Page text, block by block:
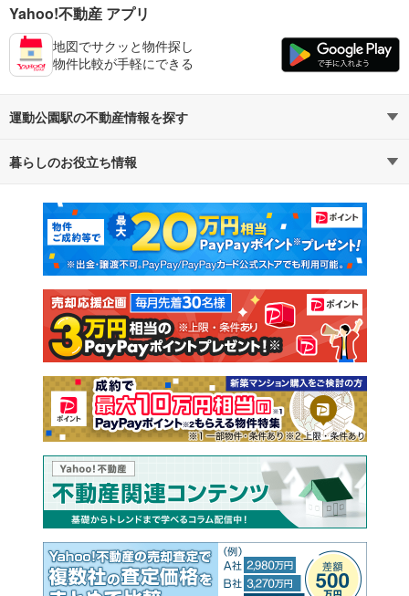
Yahoo!不動産 アプリ
地図でサクッと物件探し
物件比較が手軽にできる
運動公園駅の不動産情報を探す
不動産・住宅
新築マンション 中古マンション
新築一戸建て 中古一戸建て
注文住宅 土地
売却査定
暮らしのお役立ち情報
マンションカタログ 教えて！住まいの先生